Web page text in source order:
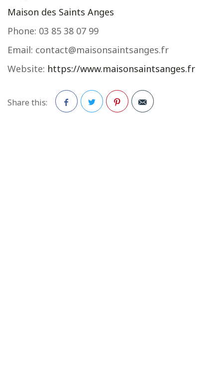
Maison des Saints Anges
Phone: 03 85 38 07 99
Email: contact@maisonsaintsanges.fr
Website: https://www.maisonsaintsanges.fr
Share this: